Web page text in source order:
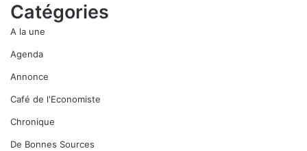
Catégories
A la une
Agenda
Annonce
Café de l'Economiste
Chronique
De Bonnes Sources